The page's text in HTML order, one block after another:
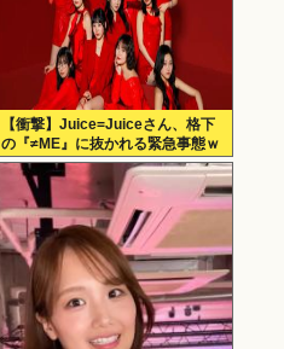
【衝撃】Juice=Juiceさん、格下
の『≠ME』に抜かれる緊急事態ｗ
ｗｗｗｗｗｗｗｗｗｗｗ